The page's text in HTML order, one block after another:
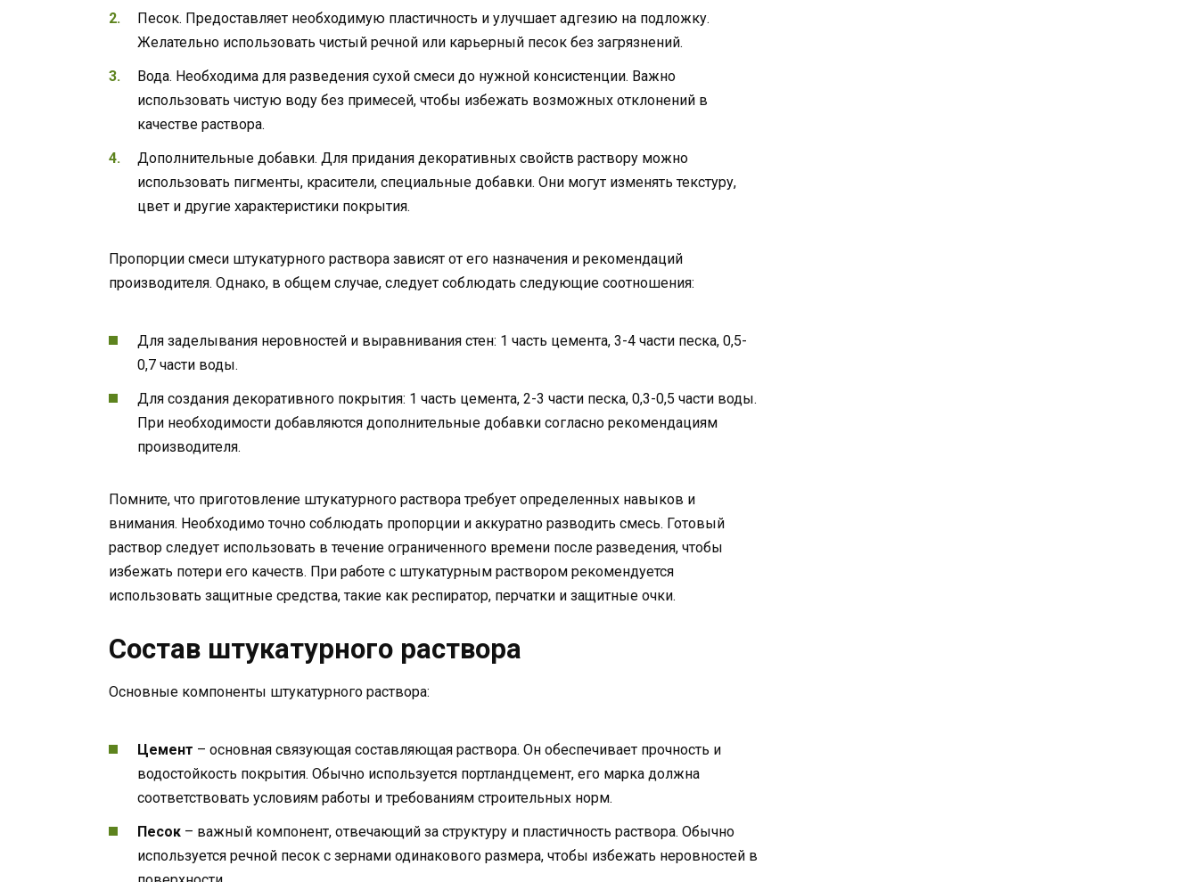
Песок. Предоставляет необходимую пластичность и улучшает адгезию на подложку.
Желательно использовать чистый речной или карьерный песок без загрязнений.
Вода. Необходима для разведения сухой смеси до нужной консистенции. Важно
использовать чистую воду без примесей, чтобы избежать возможных отклонений в
качестве раствора.
Дополнительные добавки. Для придания декоративных свойств раствору можно
использовать пигменты, красители, специальные добавки. Они могут изменять текстуру,
цвет и другие характеристики покрытия.
Пропорции смеси штукатурного раствора зависят от его назначения и рекомендаций
производителя. Однако, в общем случае, следует соблюдать следующие соотношения:
Для заделывания неровностей и выравнивания стен: 1 часть цемента, 3-4 части песка, 0,5-
0,7 части воды.
Для создания декоративного покрытия: 1 часть цемента, 2-3 части песка, 0,3-0,5 части воды.
При необходимости добавляются дополнительные добавки согласно рекомендациям
производителя.
Помните, что приготовление штукатурного раствора требует определенных навыков и
внимания. Необходимо точно соблюдать пропорции и аккуратно разводить смесь. Готовый
раствор следует использовать в течение ограниченного времени после разведения, чтобы
избежать потери его качеств. При работе с штукатурным раствором рекомендуется
использовать защитные средства, такие как респиратор, перчатки и защитные очки.
Состав штукатурного раствора
Основные компоненты штукатурного раствора:
Цемент – основная связующая составляющая раствора. Он обеспечивает прочность и
водостойкость покрытия. Обычно используется портландцемент, его марка должна
соответствовать условиям работы и требованиям строительных норм.
Песок – важный компонент, отвечающий за структуру и пластичность раствора. Обычно
используется речной песок с зернами одинакового размера, чтобы избежать неровностей в